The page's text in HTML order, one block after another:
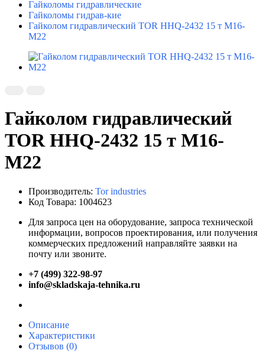
Гайколомы гидравлические
Гайколомы гидрав-кие
Гайколом гидравлический TOR HHQ-2432 15 т M16-
M22
Гайколом гидравлический
TOR HHQ-2432 15 т M16-
M22
Производитель: Tor industries
Код Товара: 1004623
Для запроса цен на оборудование, запроса технической
информации, вопросов проектирования, или получения
коммерческих предложений направляйте заявки на
почту или звоните.
+7 (499) 322-98-97
info@skladskaja-tehnika.ru
Описание
Характеристики
Отзывов (0)